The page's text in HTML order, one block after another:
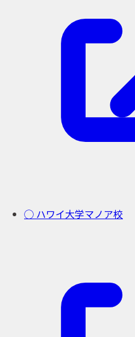
◯ ハワイ大学マノア校